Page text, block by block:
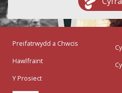
Preifatrwydd a Chwcis
Hawlfraint
Y Prosiect